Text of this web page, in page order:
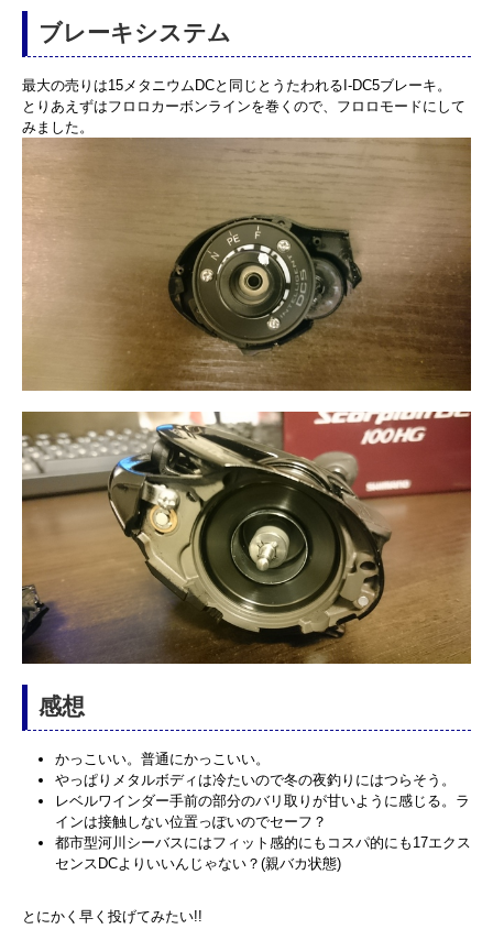
ブレーキシステム
最大の売りは15メタニウムDCと同じとうたわれるI-DC5ブレーキ。
とりあえずはフロロカーボンラインを巻くので、フロロモードにして
みました。
感想
かっこいい。普通にかっこいい。
やっぱりメタルボディは冷たいので冬の夜釣りにはつらそう。
レベルワインダー手前の部分のバリ取りが甘いように感じる。ラ
インは接触しない位置っぽいのでセーフ？
都市型河川シーバスにはフィット感的にもコスパ的にも17エクス
センスDCよりいいんじゃない？(親バカ状態)
とにかく早く投げてみたい!!